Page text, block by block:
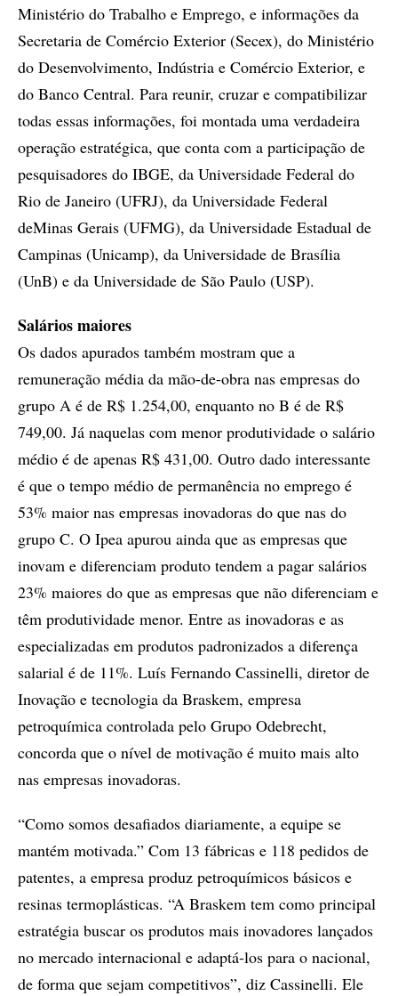
Ministério do Trabalho e Emprego, e informações da
Secretaria de Comércio Exterior (Secex), do Ministério
do Desenvolvimento, Indústria e Comércio Exterior, e
do Banco Central. Para reunir, cruzar e compatibilizar
todas essas informações, foi montada uma verdadeira
operação estratégica, que conta com a participação de
pesquisadores do IBGE, da Universidade Federal do
Rio de Janeiro (UFRJ), da Universidade Federal
deMinas Gerais (UFMG), da Universidade Estadual de
Campinas (Unicamp), da Universidade de Brasília
(UnB) e da Universidade de São Paulo (USP).
Salários maiores
Os dados apurados também mostram que a
remuneração média da mão-de-obra nas empresas do
grupo A é de R$ 1.254,00, enquanto no B é de R$
749,00. Já naquelas com menor produtividade o salário
médio é de apenas R$ 431,00. Outro dado interessante
é que o tempo médio de permanência no emprego é
53% maior nas empresas inovadoras do que nas do
grupo C. O Ipea apurou ainda que as empresas que
inovam e diferenciam produto tendem a pagar salários
23% maiores do que as empresas que não diferenciam e
têm produtividade menor. Entre as inovadoras e as
especializadas em produtos padronizados a diferença
salarial é de 11%. Luís Fernando Cassinelli, diretor de
Inovação e tecnologia da Braskem, empresa
petroquímica controlada pelo Grupo Odebrecht,
concorda que o nível de motivação é muito mais alto
nas empresas inovadoras.
“Como somos desafiados diariamente, a equipe se
mantém motivada.” Com 13 fábricas e 118 pedidos de
patentes, a empresa produz petroquímicos básicos e
resinas termoplásticas. “A Braskem tem como principal
estratégia buscar os produtos mais inovadores lançados
no mercado internacional e adaptá-los para o nacional,
de forma que sejam competitivos”, diz Cassinelli. Ele